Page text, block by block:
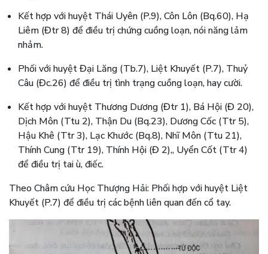
Kết hợp với huyệt Thái Uyên (P.9), Côn Lôn (Bq.60), Hạ
Liêm (Đtr 8) để điều trị chứng cuồng loạn, nói năng lảm
nhảm.
Phối với huyệt Đại Lăng (Tb.7), Liệt Khuyết (P.7), Thuỷ
Câu (Đc.26) để điều trị tình trạng cuồng loạn, hay cười.
Kết hợp với huyệt Thương Dương (Đtr 1), Bá Hội (Đ 20),
Dịch Môn (Ttu 2), Thận Du (Bq.23), Dương Cốc (Ttr 5),
Hậu Khê (Ttr 3), Lạc Khước (Bq.8), Nhĩ Môn (Ttu 21),
Thính Cung (Ttr 19), Thính Hội (Đ 2),, Uyển Cốt (Ttr 4)
để điều trị tai ù, điếc.
Theo Châm cứu Học Thượng Hải: Phối hợp với huyệt Liệt
Khuyết (P.7) để điều trị các bệnh liên quan đến cổ tay.